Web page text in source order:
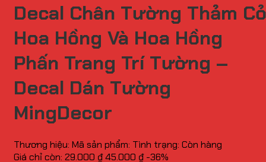
Decal Chân Tường Thảm Cỏ
Hoa Hồng Và Hoa Hồng
Phấn Trang Trí Tường –
Decal Dán Tường
MingDecor
Thương hiệu: Mã sản phẩm: Tình trạng: Còn hàng
Giá chỉ còn: 29.000 ₫45.000 ₫ -36%